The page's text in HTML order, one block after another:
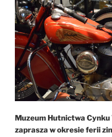
Muzeum Hutnictwa
zaprasza w okresie ferii